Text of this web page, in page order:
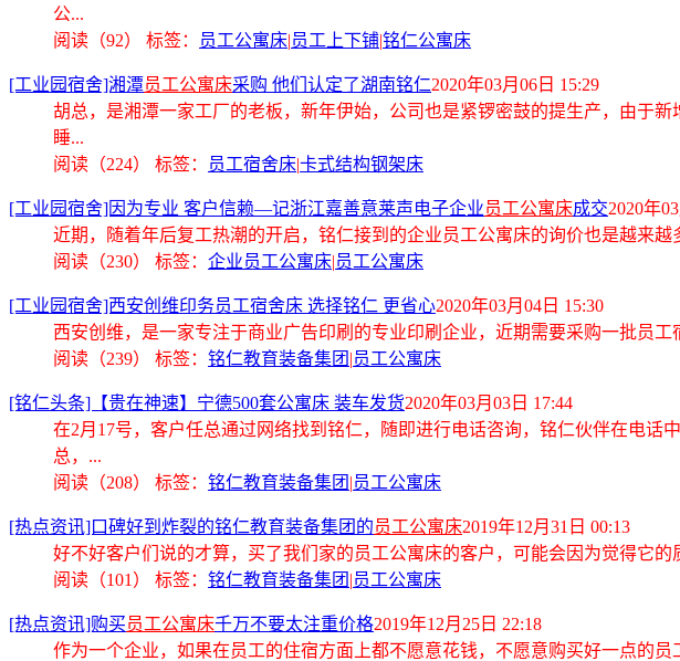
公...
阅读（92） 标签： 员工公寓床|员工上下铺|铭仁公寓床
[工业园宿舍]湘潭员工公寓床采购 他们认定了湖南铭仁2020年03月06日 15:29
胡总，是湘潭一家工厂的老板，新年伊始，公司也是紧锣密鼓的提生产，由于
睡...
阅读（224） 标签： 员工宿舍床|卡式结构钢架床
[工业园宿舍]因为专业 客户信赖—记浙江嘉善意莱声电子企业员工公寓床成交2020年
近期，随着年后复工热潮的开启，铭仁接到的企业员工公寓床的询价也是越来越
阅读（230） 标签： 企业员工公寓床|员工公寓床
[工业园宿舍]西安创维印务员工宿舍床 选择铭仁 更省心2020年03月04日 15:30
西安创维，是一家专注于商业广告印刷的专业印刷企业，近期需要采购一批员
阅读（239） 标签： 铭仁教育装备集团 |员工公寓床
[铭仁头条]【贵在神速】宁德500套公寓床 装车发货2020年03月03日 17:44
在2月17号，客户任总通过网络找到铭仁，随即进行电话咨询，铭仁伙伴在电
总，...
阅读（208） 标签： 铭仁教育装备集团 |员工公寓床
[热点资讯]口碑好到炸裂的铭仁教育装备集团的员工公寓床2019年12月31日 00:13
好不好客户们说的才算，买了我们家的员工公寓床的客户，可能会因为觉得它的
阅读（101） 标签： 铭仁教育装备集团 |员工公寓床
[热点资讯]购买员工公寓床千万不要太注重价格2019年12月25日 22:18
作为一个企业，如果在员工的住宿方面上都不愿意花钱，不愿意购买好一点的员